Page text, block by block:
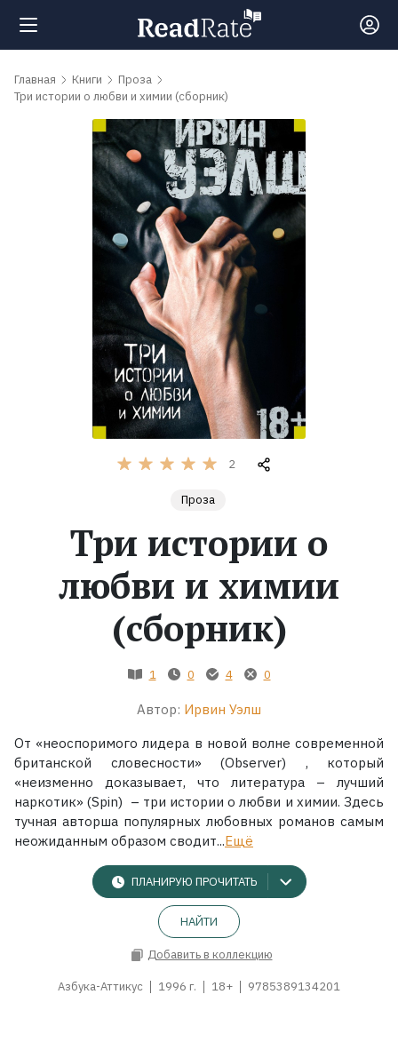
Поиск
Рейтинги
обсуждаемые
Экранизации
Коллекции
Главная Книги
Проза
Три истории о любви и химии (сборник)
2
Проза
Три истории о
любви и химии
(сборник)
1 0 4 0
Автор: Ирвин Уэлш
От «неоспоримого лидера в новой волне современной
британской словесности» (Observer) , который
«неизменно доказывает, что литература – лучший
наркотик» (Spin) – три истории о любви и химии. Здесь
тучная авторша популярных любовных романов самым
неожиданным образом сводит...Ещё
ПЛАНИРУЮ ПРОЧИТАТЬ
НАЙТИ
Добавить в коллекцию
Азбука-Аттикус 1996 г. 18+ 9785389134201